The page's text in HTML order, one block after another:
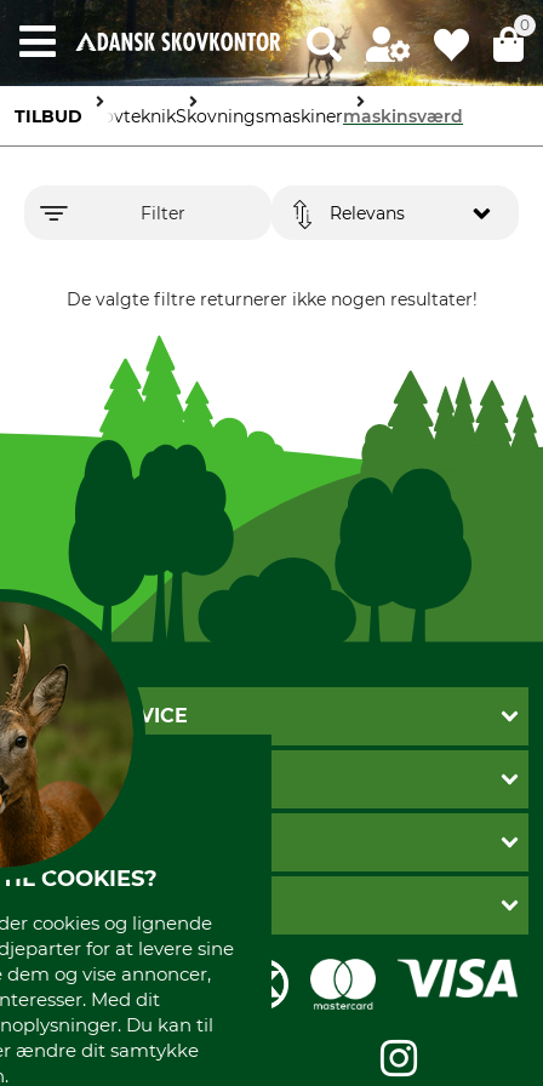
0
TILBUD SkovteknikSkovningsmaskinermaskinsværd
Filter Relevans
De valgte filtre returnerer ikke nogen resultater!
KUNDESERVICE
Kontakt
Nyhedsbrev
Cookie-indstillinger
INFORMATIONER
Betalingsmåder
Fragt
Fortrydelsesret
Fortrydelse af din ordre
Reklamation
Privatlivspolitik
Handelsbetingelser
Impressum
Gratis returlabel
BETALINGSMÅDER
Faktura
Mobile Pay
Kreditkort
Karriere
Messe datoer
Om os
International
COOKIES?
cookies og lignende
for at levere sine
og vise annoncer,
Med dit
Du kan til
ændre dit samtykke